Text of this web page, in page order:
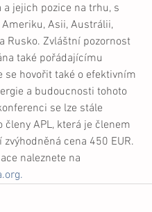
a jejich pozice na trhu, s
Asii, Austrálii,
Rusko. Zvláštní pozornost
také pořádajícímu
se hovořit také o efektivním
a budoucnosti tohoto
se lze stále
členy APL, která je členem
zvýhodněná cena 450 EUR.
naleznete na